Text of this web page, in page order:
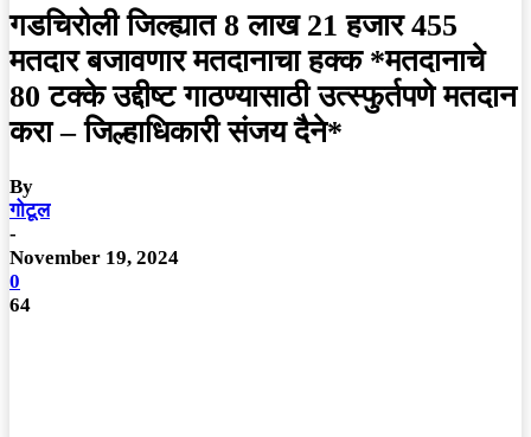
गडचिरोली जिल्ह्यात 8 लाख 21 हजार 455
मतदार बजावणार मतदानाचा हक्क *मतदानाचे
80 टक्के उद्दीष्ट गाठण्यासाठी उत्स्फुर्तपणे मतदान
करा – जिल्हाधिकारी संजय दैने*
By
गोटूल
-
November 19, 2024
0
64